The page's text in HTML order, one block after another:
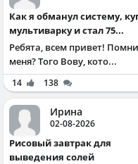
Как я обманул систему, купил
мультиварку и стал 75...
Ребята, всем привет!
меня? Того Вову, кото...
14 138
Ирина
02-08-2026
Рисовый завтрак для
выведения солей